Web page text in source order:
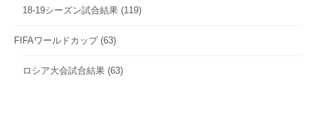
18-19シーズン試合結果 (119)
FIFAワールドカップ(63)
ロシア大会試合結果 (63)